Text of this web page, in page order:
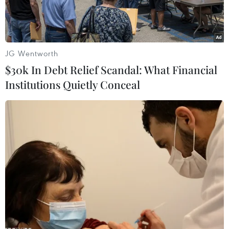
tháng Năm.
Lợi nhuận quý 1 của VIB đạt hơn 2.400 tỷ đồng, thực hiện chia
cổ tức 21%. (Ảnh: Vietnam+)
Ngân hàng Thương mại cổ phần Quốc Tế (VIB)
công bố kết quả kinh doanh quý 1 năm 2025 với
lợi nhuận trước thuế đạt hơn 2.400 tỷ đồng, tăng
JG Wentworth
$30k In Debt Relief Scandal: What Financial
Institutions Quietly Conceal